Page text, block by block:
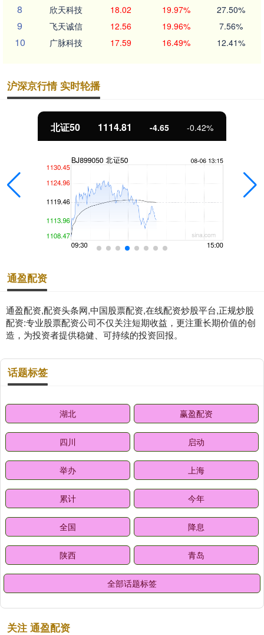
8 欣天科技 18.02 19.97% 27.50%
9 飞天诚信 12.56 19.96% 7.56%
10 广脉科技 17.59 16.49% 12.41%
沪深京行情 实时轮播
北证50 1114.81 -4.65 -0.42%
通盈配资
通盈配资,配资头条网,中国股票配资,在线配资炒股平台,正规炒股
配资:专业股票配资公司不仅关注短期收益，更注重长期价值的创
造，为投资者提供稳健、可持续的投资回报。
话题标签
湖北 赢盈配资
四川 启动
举办 上海
累计 今年
全国 降息
陕西 青岛
全部话题标签
关注 通盈配资